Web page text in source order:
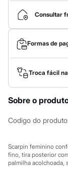
Bolsas
Bonés e
Bijoux
Cintos
Óculos
Relógios
Calçados
Botas
Chinelos
Rasteirinhas
Sandálias
Sapatilhas
Tênis
Marcas
Clock House
Mindset
Sawary
Consultar
Formas de
Troca fácil
Sobre o
Codigo do produto
Scarpin feminino
fino, tira posterior
palmilha acolchoada,